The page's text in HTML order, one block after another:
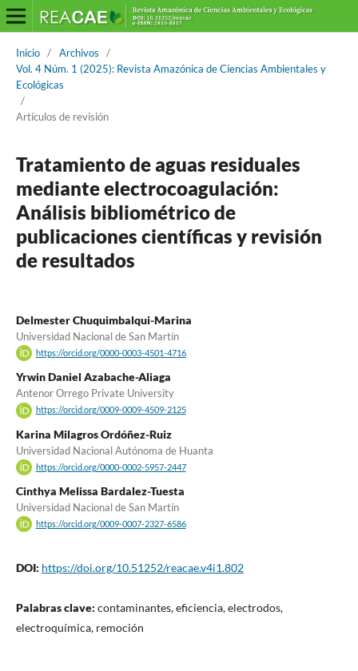
Inicio / Archivos
/
Vol. 4 Núm. 1 (2025): Revista Amazónica de Ciencias Ambientales y
Ecológicas
/
Artículos de revisión
Tratamiento de aguas residuales
mediante electrocoagulación:
Análisis bibliométrico de
publicaciones científicas y revisión
de resultados
Delmester Chuquimbalqui-Marina
Universidad Nacional de San Martín
https://orcid.org/0000-0003-4501-4716
Yrwin Daniel Azabache-Aliaga
Antenor Orrego Private University
https://orcid.org/0009-0009-4509-2125
Karina Milagros Ordóñez-Ruiz
Universidad Nacional Autónoma de Huanta
https://orcid.org/0000-0002-5957-2447
Cinthya Melissa Bardalez-Tuesta
Universidad Nacional de San Martín
https://orcid.org/0009-0007-2327-6586
DOI: https://doi.org/10.51252/reacae.v4i1.802
Palabras clave: contaminantes, eficiencia, electrodos,
electroquímica, remoción